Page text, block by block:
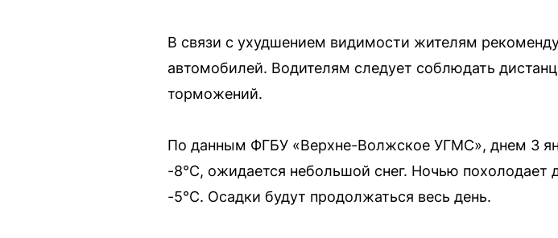
В связи с ухудшением видимости жителям
автомобилей. Водителям следует соблюдать
торможений.
По данным ФГБУ «Верхне-Волжское УГМС», днем 3
-8°C, ожидается небольшой снег. Ночью похолодает
-5°C. Осадки будут продолжаться весь день.